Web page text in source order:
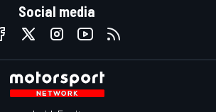
Social media